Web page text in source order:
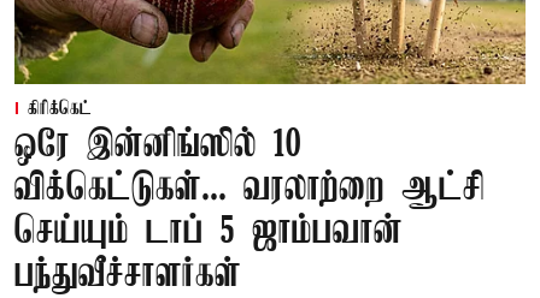
கிரிக்கெட்
ஒரே இன்னிங்ஸில் 10
விக்கெட்டுகள்... வரலாற்றை ஆட்சி
செய்யும் டாப் 5 ஜாம்பவான்
பந்துவீச்சாளர்கள்